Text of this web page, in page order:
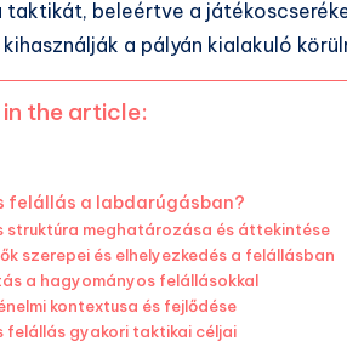
beleértve a
a pályán kialakuló
the article:
felállás a labdarúgásban?
meghatározása és áttekintése
szerepei és elhelyezkedés a felállásban
a hagyományos felállásokkal
kontextusa és fejlődése
gyakori taktikai céljai